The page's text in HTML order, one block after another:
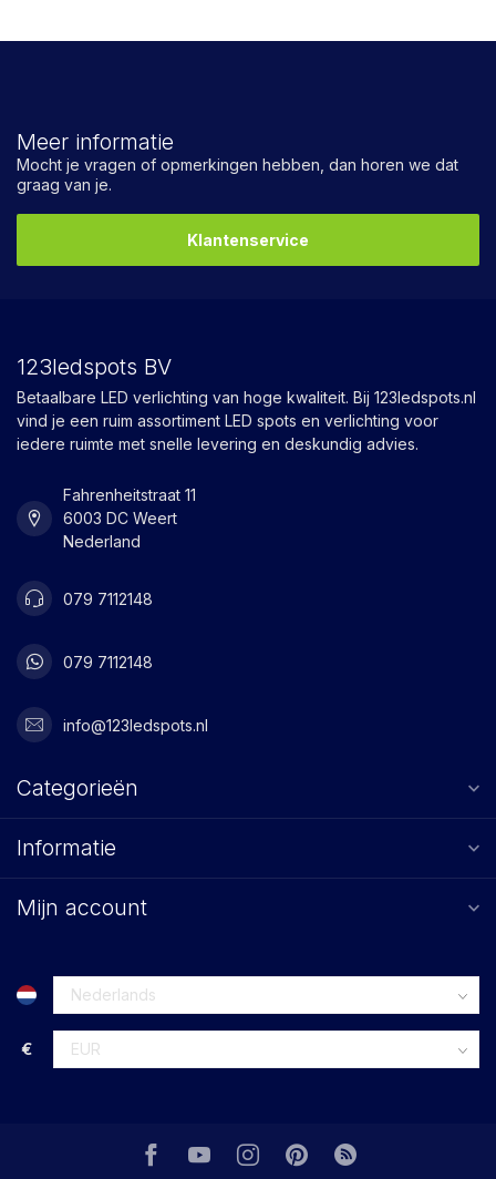
Meer informatie
Mocht je vragen of opmerkingen hebben, dan horen we dat
graag van je.
Klantenservice
123ledspots BV
Betaalbare LED verlichting van hoge kwaliteit. Bij 123ledspots.nl
vind je een ruim assortiment LED spots en verlichting voor
iedere ruimte met snelle levering en deskundig advies.
Fahrenheitstraat 11
6003 DC Weert
Nederland
079 7112148
079 7112148
info@123ledspots.nl
Categorieën
Informatie
Mijn account
€